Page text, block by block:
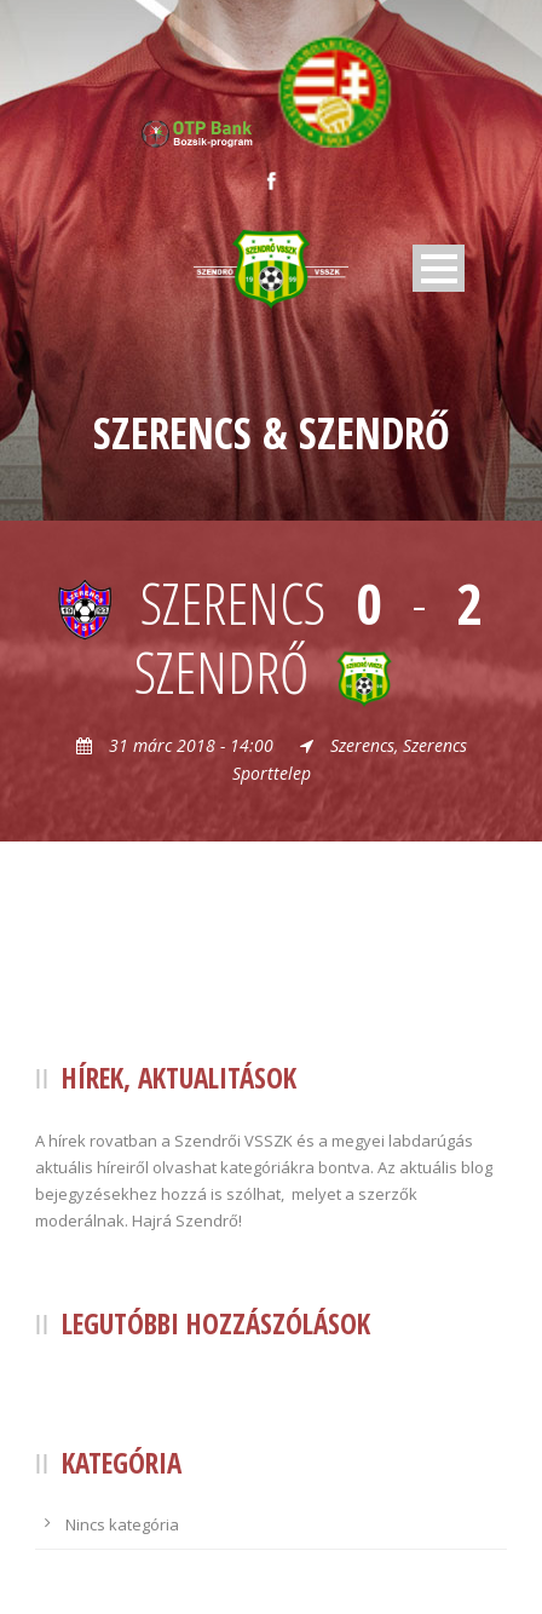
SZERENCS & SZENDRŐ
SZERENCS 0 - 2
SZENDRŐ
31 márc 2018 - 14:00
Szerencs, Szerencs
Sporttelep
HÍREK, AKTUALITÁSOK
A hírek rovatban a Szendrői VSSZK és a megyei labdarúgás
aktuális híreiről olvashat kategóriákra bontva. Az aktuális blog
bejegyzésekhez hozzá is szólhat, melyet a szerzők
moderálnak. Hajrá Szendrő!
LEGUTÓBBI HOZZÁSZÓLÁSOK
KATEGÓRIA
Nincs kategória